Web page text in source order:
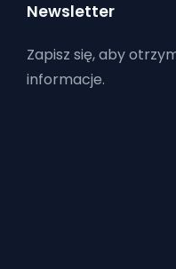
Newsletter
Zapisz się, aby
informacje.